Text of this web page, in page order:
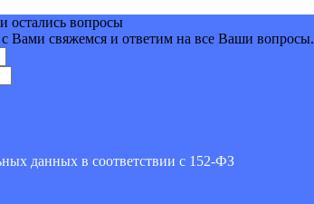
вопросы
с Вами свяжемся и ответим на все Ваши вопросы.
данных в соответствии с 152-ФЗ